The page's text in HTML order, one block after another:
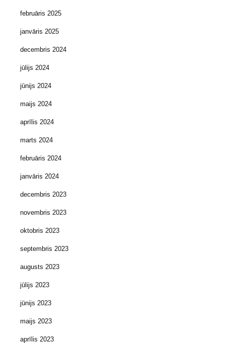
februāris 2025
janvāris 2025
decembris 2024
jūlijs 2024
jūnijs 2024
maijs 2024
aprīlis 2024
marts 2024
februāris 2024
janvāris 2024
decembris 2023
novembris 2023
oktobris 2023
septembris 2023
augusts 2023
jūlijs 2023
jūnijs 2023
maijs 2023
aprīlis 2023